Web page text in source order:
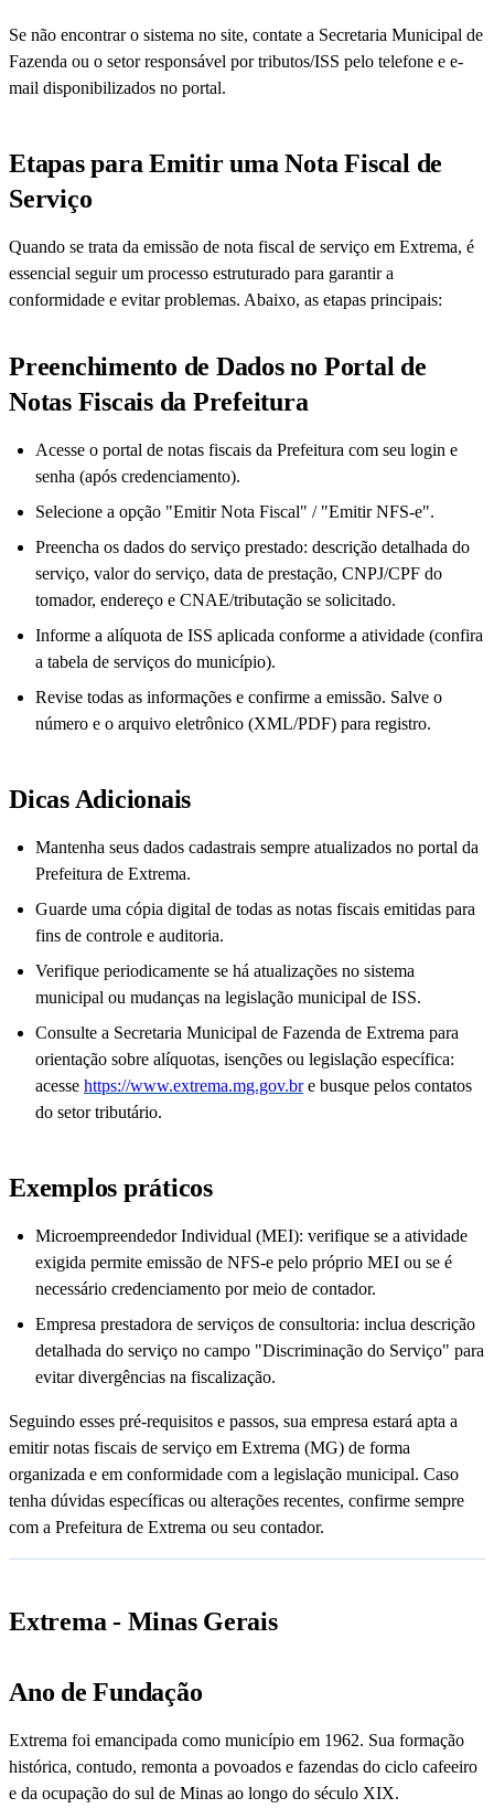
Se não encontrar o sistema no site, contate a Secretaria Municipal de
Fazenda ou o setor responsável por tributos/ISS pelo telefone e e-
mail disponibilizados no portal.
Etapas para Emitir uma Nota Fiscal de
Serviço
Quando se trata da emissão de nota fiscal de serviço em Extrema, é
essencial seguir um processo estruturado para garantir a
conformidade e evitar problemas. Abaixo, as etapas principais:
Preenchimento de Dados no Portal de
Notas Fiscais da Prefeitura
Acesse o portal de notas fiscais da Prefeitura com seu login e
senha (após credenciamento).
Selecione a opção "Emitir Nota Fiscal" / "Emitir NFS-e".
Preencha os dados do serviço prestado: descrição detalhada do
serviço, valor do serviço, data de prestação, CNPJ/CPF do
tomador, endereço e CNAE/tributação se solicitado.
Informe a alíquota de ISS aplicada conforme a atividade (confira
a tabela de serviços do município).
Revise todas as informações e confirme a emissão. Salve o
número e o arquivo eletrônico (XML/PDF) para registro.
Dicas Adicionais
Mantenha seus dados cadastrais sempre atualizados no portal da
Prefeitura de Extrema.
Guarde uma cópia digital de todas as notas fiscais emitidas para
fins de controle e auditoria.
Verifique periodicamente se há atualizações no sistema
municipal ou mudanças na legislação municipal de ISS.
Consulte a Secretaria Municipal de Fazenda de Extrema para
orientação sobre alíquotas, isenções ou legislação específica:
acesse https://www.extrema.mg.gov.bre busque pelos contatos
do setor tributário.
Exemplos práticos
Microempreendedor Individual (MEI): verifique se a atividade
exigida permite emissão de NFS-e pelo próprio MEI ou se é
necessário credenciamento por meio de contador.
Empresa prestadora de serviços de consultoria: inclua descrição
detalhada do serviço no campo "Discriminação do Serviço" para
evitar divergências na fiscalização.
Seguindo esses pré-requisitos e passos, sua empresa estará apta a
emitir notas fiscais de serviço em Extrema (MG) de forma
organizada e em conformidade com a legislação municipal. Caso
tenha dúvidas específicas ou alterações recentes, confirme sempre
com a Prefeitura de Extrema ou seu contador.
Extrema - Minas Gerais
Ano de Fundação
Extrema foi emancipada como município em 1962. Sua formação
histórica, contudo, remonta a povoados e fazendas do ciclo cafeeiro
e da ocupação do sul de Minas ao longo do século XIX.